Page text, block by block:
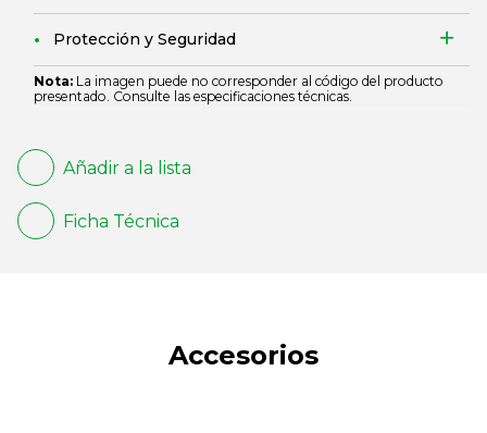
Protección y Seguridad
Nota: La imagen puede no corresponder al código del producto
presentado. Consulte las especificaciones técnicas.
Añadir a la lista
Ficha Técnica
Accesorios